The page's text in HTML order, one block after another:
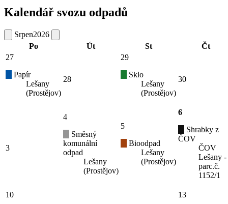
Kalendář svozu odpadů
Srpen2026
Po
Út St
Čt
27
Papír
Lešany
(Prostějov)
28
29
Sklo
Lešany
(Prostějov)
30
3
4
Směsný
komunální
odpad
Lešany
(Prostějov)
5
Bioodpad
Lešany
(Prostějov)
6
Shrabky z
ČOV
ČOV
Lešany -
parc.č.
1152/1
10
13